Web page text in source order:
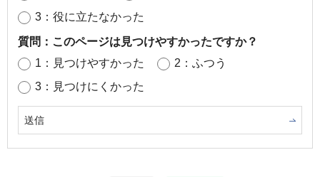
3：役に立たなかった
質問：このページは見つけやすかったですか？
1：見つけやすかった
2：ふつう
3：見つけにくかった